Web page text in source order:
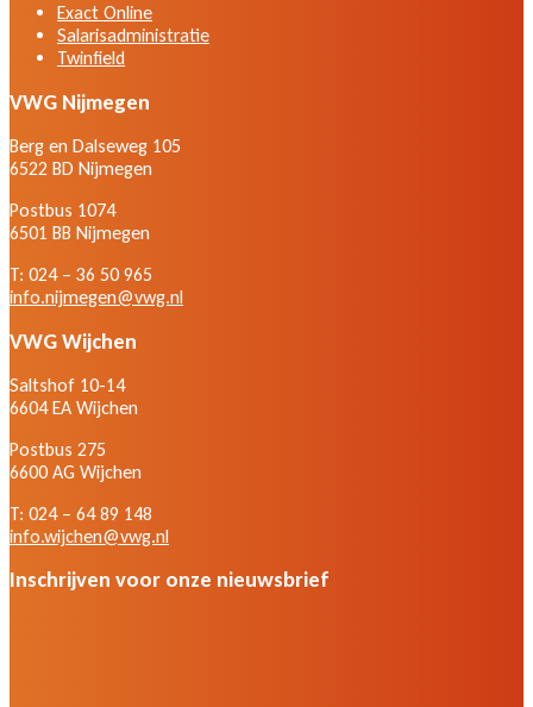
Exact Online
Salarisadministratie
Twinfield
VWG Nijmegen
Berg en Dalseweg 105
6522 BD Nijmegen
Postbus 1074
6501 BB Nijmegen
T: 024 – 36 50 965
info.nijmegen@vwg.nl
VWG Wijchen
Saltshof 10-14
6604 EA Wijchen
Postbus 275
6600 AG Wijchen
T: 024 – 64 89 148
info.wijchen@vwg.nl
Inschrijven voor onze nieuwsbrief